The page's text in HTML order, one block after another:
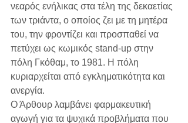
νεαρός ενήλικας στα τέλη της δεκαετίας
των τριάντα, ο οποίος ζει με τη μητέρα
του, την φροντίζει και προσπαθεί να
πετύχει ως κωμικός stand-up στην
πόλη Γκόθαμ, το 1981. Η πόλη
κυριαρχείται από εγκληματικότητα και
ανεργία.
Ο Άρθουρ λαμβάνει φαρμακευτική
αγωγή για τα ψυχικά προβλήματα που